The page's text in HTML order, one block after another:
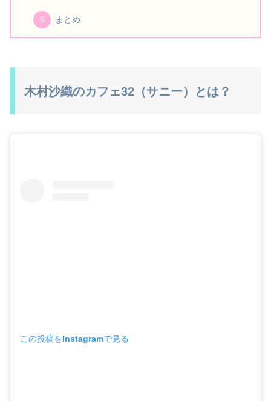
まとめ
木村沙織のカフェ32（サニー）とは？
この投稿をInstagramで見る